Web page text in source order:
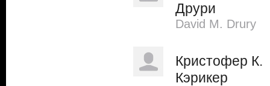
Друри
David M. Drury
Кристофер К.
Кэрикер